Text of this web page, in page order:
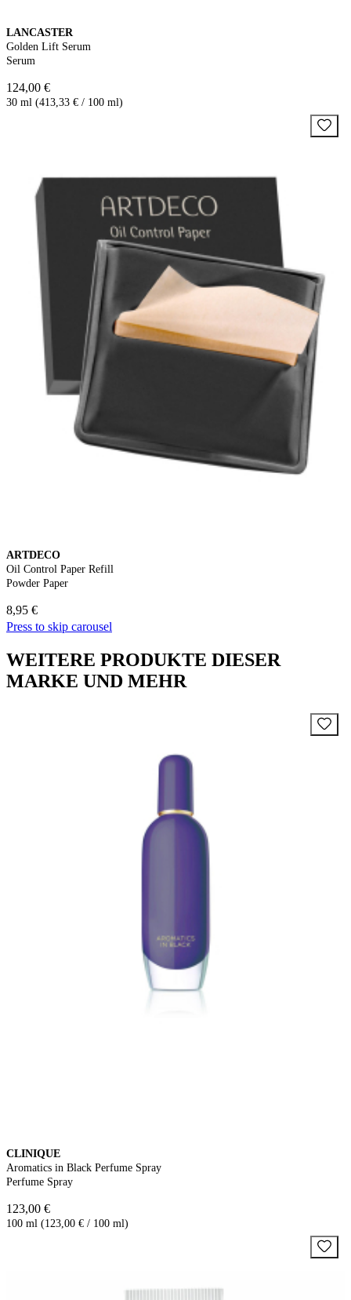
LANCASTER
Golden Lift Serum
Serum
124,00 €
30 ml (413,33 € / 100 ml)
ARTDECO
Oil Control Paper Refill
Powder Paper
8,95 €
Press to skip carousel
WEITERE PRODUKTE DIESER
MARKE UND MEHR
CLINIQUE
Aromatics in Black Perfume Spray
Perfume Spray
123,00 €
100 ml (123,00 € / 100 ml)